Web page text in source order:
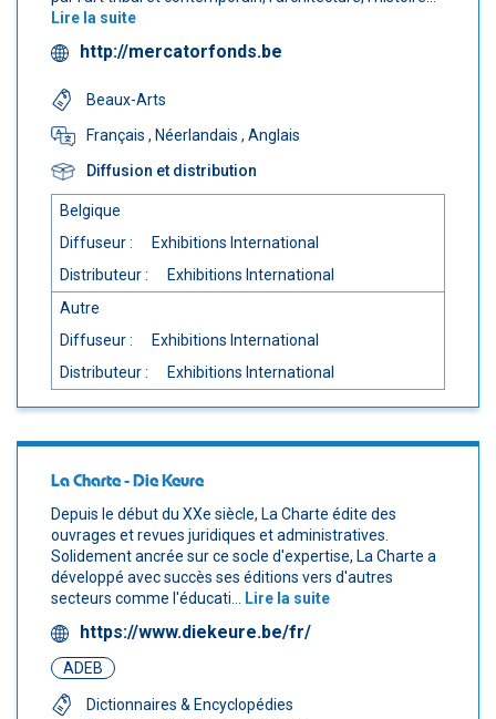
Lire la suite
http://mercatorfonds.be
Beaux-Arts
Français , Néerlandais , Anglais
Diffusion et distribution
Belgique
Diffuseur :
Exhibitions International
Distributeur :
Exhibitions International
Autre
Diffuseur :
Exhibitions International
Distributeur :
Exhibitions International
La Charte - Die Keure
Depuis le début du XXe siècle, La Charte édite des
ouvrages et revues juridiques et administratives.
Solidement ancrée sur ce socle d'expertise, La Charte a
développé avec succès ses éditions vers d'autres
secteurs comme l'éducati... Lire la suite
https://www.diekeure.be/fr/
ADEB
Dictionnaires & Encyclopédies